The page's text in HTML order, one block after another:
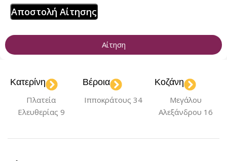
Αίτηση
Κατερίνη
Πλατεία
Ελευθερίας 9
Βέροια
Ιπποκράτους 34
Κοζάνη
Μεγάλου
Αλεξάνδρου 16